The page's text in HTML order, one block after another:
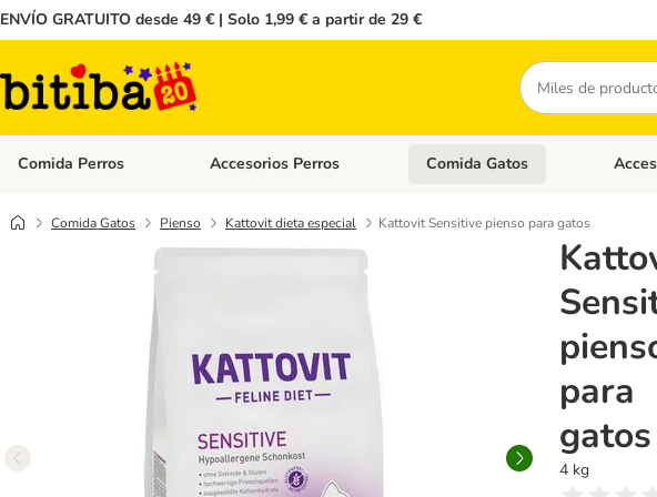
ENVÍO GRATUITO desde 49 € | Solo 1,99 € a partir de 29 €
Buscar
Comida Perros Menú de categoria abierto: Comida Perros
Accesorios Perros Menú de categoria abierto:
Comida Gatos Menú
Comida Gatos Pienso Kattovit dieta especial Kattovit Sensitive pienso para gatos
para
gatos
4 kg